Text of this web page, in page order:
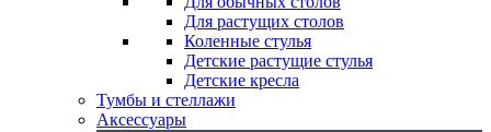
Для растущих столов
Коленные стулья
Детские растущие стулья
Детские кресла
Тумбы и стеллажи
Аксессуары